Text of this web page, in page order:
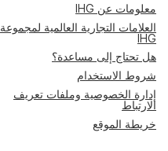
معلومات عن IHG
العلامات التجارية العالمية لمجموعة
IHG
هل تحتاج إلى مساعدة؟
شروط الاستخدام
إدارة الخصوصية وملفات تعريف
الارتباط
خريطة الموقع